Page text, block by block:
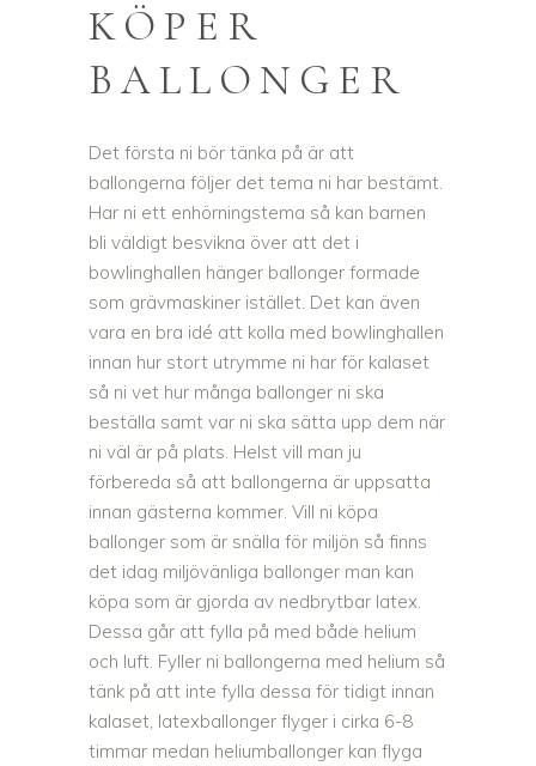
KÖPER
BALLONGER
Det första ni bör tänka på är att
ballongerna följer det tema ni har bestämt.
Har ni ett enhörningstema så kan barnen
bli väldigt besvikna över att det i
bowlinghallen hänger ballonger formade
som grävmaskiner istället. Det kan även
vara en bra idé att kolla med bowlinghallen
innan hur stort utrymme ni har för kalaset
så ni vet hur många ballonger ni ska
beställa samt var ni ska sätta upp dem när
ni väl är på plats. Helst vill man ju
förbereda så att ballongerna är uppsatta
innan gästerna kommer. Vill ni köpa
ballonger som är snälla för miljön så finns
det idag miljövänliga ballonger man kan
köpa som är gjorda av nedbrytbar latex.
Dessa går att fylla på med både helium
och luft. Fyller ni ballongerna med helium så
tänk på att inte fylla dessa för tidigt innan
kalaset, latexballonger flyger i cirka 6-8
timmar medan heliumballonger kan flyga